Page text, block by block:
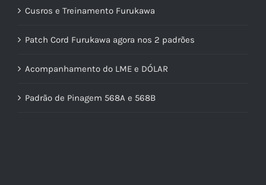
Cusros e Treinamento Furukawa
Patch Cord Furukawa agora nos 2 padrões
Acompanhamento do LME e DÓLAR
Padrão de Pinagem 568A e 568B